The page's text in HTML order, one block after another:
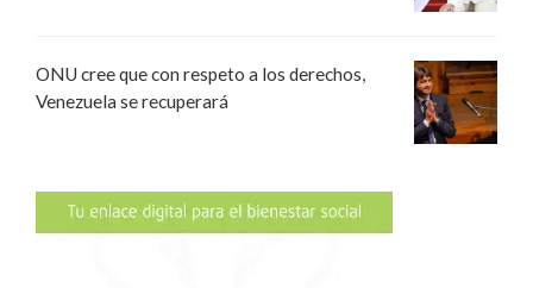
ONU cree que con respeto a los derechos,
Venezuela se recuperará